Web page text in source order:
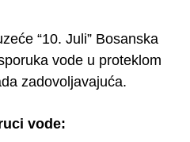
“10. Juli” Bosanska
vode u proteklom
zadovoljavajuća.
vode: